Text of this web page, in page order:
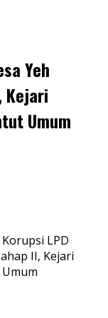
Yeh
Kejari
Umum
LPD
II, Kejari